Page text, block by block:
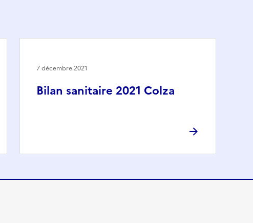
Bilan sanitaire 2021 Colza
7 décembre 2021